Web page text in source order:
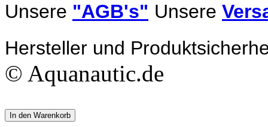
Unsere "AGB's" Unsere
Hersteller und
© Aquanautic.de
In den Warenkorb